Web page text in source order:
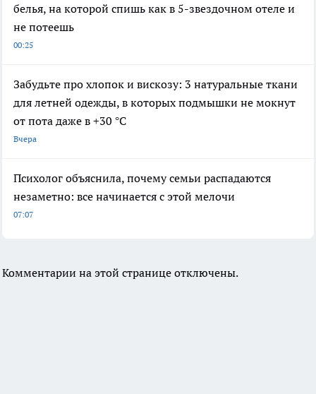
белья, на которой спишь как в 5-звездочном отеле и
не потеешь
00:25
Забудьте про хлопок и вискозу: 3 натуральные ткани
для летней одежды, в которых подмышки не мокнут
от пота даже в +30 °C
Вчера
Психолог объяснила, почему семьи распадаются
незаметно: все начинается с этой мелочи
07:07
Комментарии на этой странице отключены.